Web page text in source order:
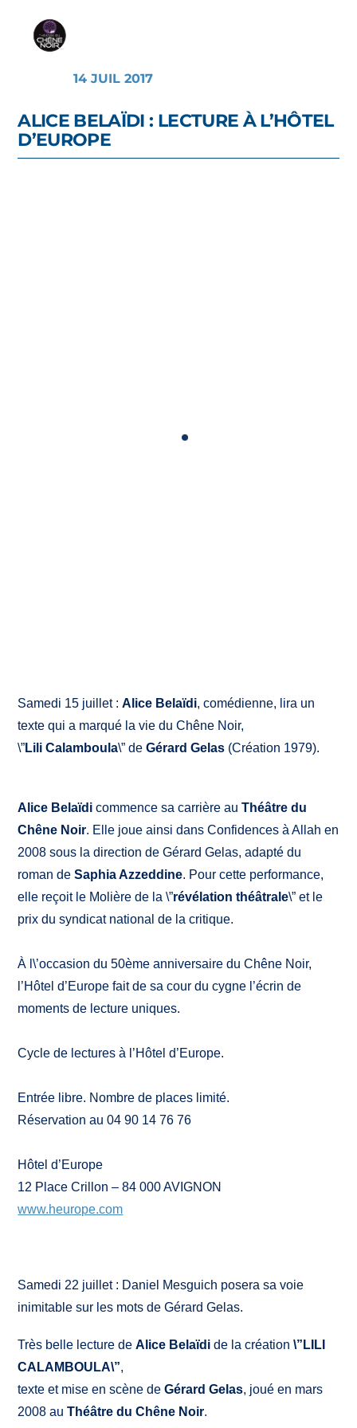
14 JUIL 2017
ALICE BELAÏDI : LECTURE À L’HÔTEL
D’EUROPE
Samedi 15 juillet :Alice Belaïdi, comédienne, lira un
texte qui a marqué la vie du Chêne Noir,
\”Lili Calamboula\” deGérard Gelas (Création 1979).
Alice Belaïdi commence sa carrière auThéâtre du
Chêne Noir. Elle joue ainsi dans Confidences à Allah en
2008 sous la direction de Gérard Gelas, adapté du
roman deSaphia Azzeddine. Pour cette performance,
elle reçoit le Molière de la \”révélation théâtrale\” et le
prix du syndicat national de la critique.
À l\’occasion du 50ème anniversaire du Chêne Noir,
l’Hôtel d’Europe fait de sa cour du cygne l’écrin de
moments de lecture uniques.
Cycle de lectures à l’Hôtel d’Europe.
Entrée libre. Nombre de places limité.
Réservation au 04 90 14 76 76
Hôtel d’Europe
12 Place Crillon – 84 000 AVIGNON
www.heurope.com
Samedi 22 juillet : Daniel Mesguich posera sa voie
inimitable sur les mots de Gérard Gelas.
Très belle lecture deAlice Belaïdi de la création\”LILI
CALAMBOULA\”,
texte et mise en scène deGérard Gelas, joué en mars
2008 auThéâtre du Chêne Noir.